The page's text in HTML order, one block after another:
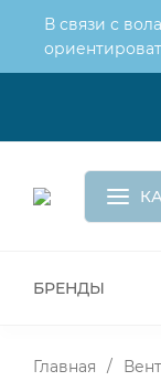
В связи с
Корзина
БРЕНДЫ
Главная /